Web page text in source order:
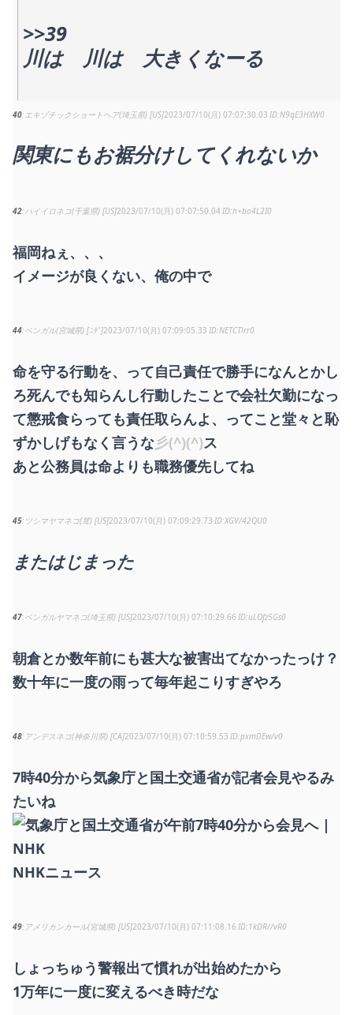
>>39
川は 川は 大きくなーる
40 エキゾチックショートヘア(埼玉県) [US]2023/07/10(月) 07:07:30.03 N9qE3HXW0
関東にもお裾分けしてくれないか
42 ハイイロネコ(千葉県) [US]2023/07/10(月) 07:07:50.04 h+bo4L2I0
福岡ねぇ、、、
イメージが良くない、俺の中で
44 ベンガル(宮城県) [ﾆﾀﾞ]2023/07/10(月) 07:09:05.33 NETCTlrr0
命を守る行動を、って自己責任で勝手になんとかし
ろ死んでも知らんし行動したことで会社欠勤になっ
て懲戒食らっても責任取らんよ、ってこと堂々と恥
ずかしげもなく言うな彡(^)(^)ス
あと公務員は命よりも職務優先してね
45 ツシマヤマネコ(茸) [US]2023/07/10(月) 07:09:29.73 XGV/42QU0
またはじまった
47 ベンガルヤマネコ(埼玉県) [US]2023/07/10(月) 07:10:29.66 uLOfz5Gs0
朝倉とか数年前にも甚大な被害出てなかったっけ？
数十年に一度の雨って毎年起こりすぎやろ
48 アンデスネコ(神奈川県) [CA]2023/07/10(月) 07:10:59.53 pxmDEw/v0
7時40分から気象庁と国土交通省が記者会見やるみ
たいね
NHKニュース
49 アメリカンカール(宮城県) [US]2023/07/10(月) 07:11:08.16 1kDR//vR0
しょっちゅう警報出て慣れが出始めたから
1万年に一度に変えるべき時だな